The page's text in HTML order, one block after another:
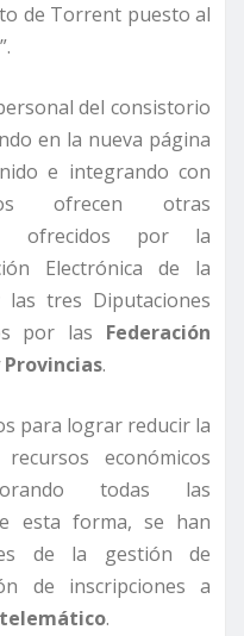
de Torrent puesto al
del consistorio
en la nueva página
e integrando con
ofrecen otras
ofrecidos por la
Electrónica de la
las tres Diputaciones
por las Federación
.
para lograr reducir la
económicos
todas las
esta forma, se han
de la gestión de
de inscripciones a
.